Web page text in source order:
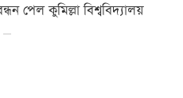
পেল কুমিল্লা বিশ্ববিদ্যালয়